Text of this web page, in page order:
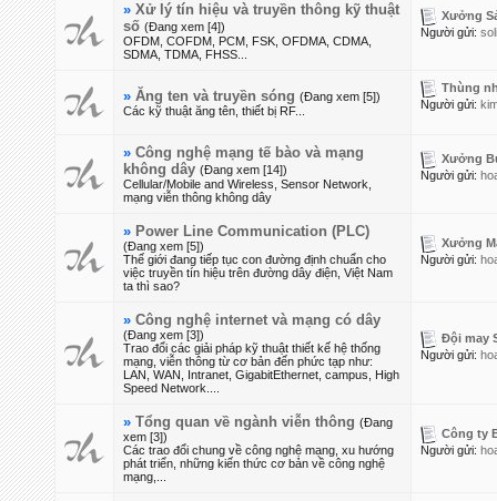
» Xử lý tín hiệu và truyền thông kỹ thuật
số (Đang xem [4])
OFDM, COFDM, PCM, FSK, OFDMA, CDMA,
SDMA, TDMA, FHSS...
Xưởng
Người gửi:
» Ăng ten và truyền sóng (Đang xem [5])
Các kỹ thuật ăng tên, thiết bị RF...
Thùng
Người gửi:
» Công nghệ mạng tế bào và mạng
không dây (Đang xem [14])
Cellular/Mobile and Wireless, Sensor Network,
mạng viễn thông không dây
Xưởng
Người gửi:
» Power Line Communication (PLC)
(Đang xem [5])
Thế giới đang tiếp tục con đường định chuẩn cho
việc truyền tín hiệu trên đường dây điện, Việt Nam
ta thì sao?
Xưởng
Người gửi:
» Công nghệ internet và mạng có dây
(Đang xem [3])
Trao đổi các giải pháp kỹ thuật thiết kế hệ thống
mạng, viễn thông từ cơ bản đến phức tạp như:
LAN, WAN, Intranet, GigabitEthernet, campus, High
Speed Network....
Đội may
Người gửi:
» Tổng quan về ngành viễn thông (Đang
xem [3])
Các trao đổi chung về công nghệ mạng, xu hướng
phát triển, những kiến thức cơ bản về công nghệ
mạng,...
Công ty
Người gửi: